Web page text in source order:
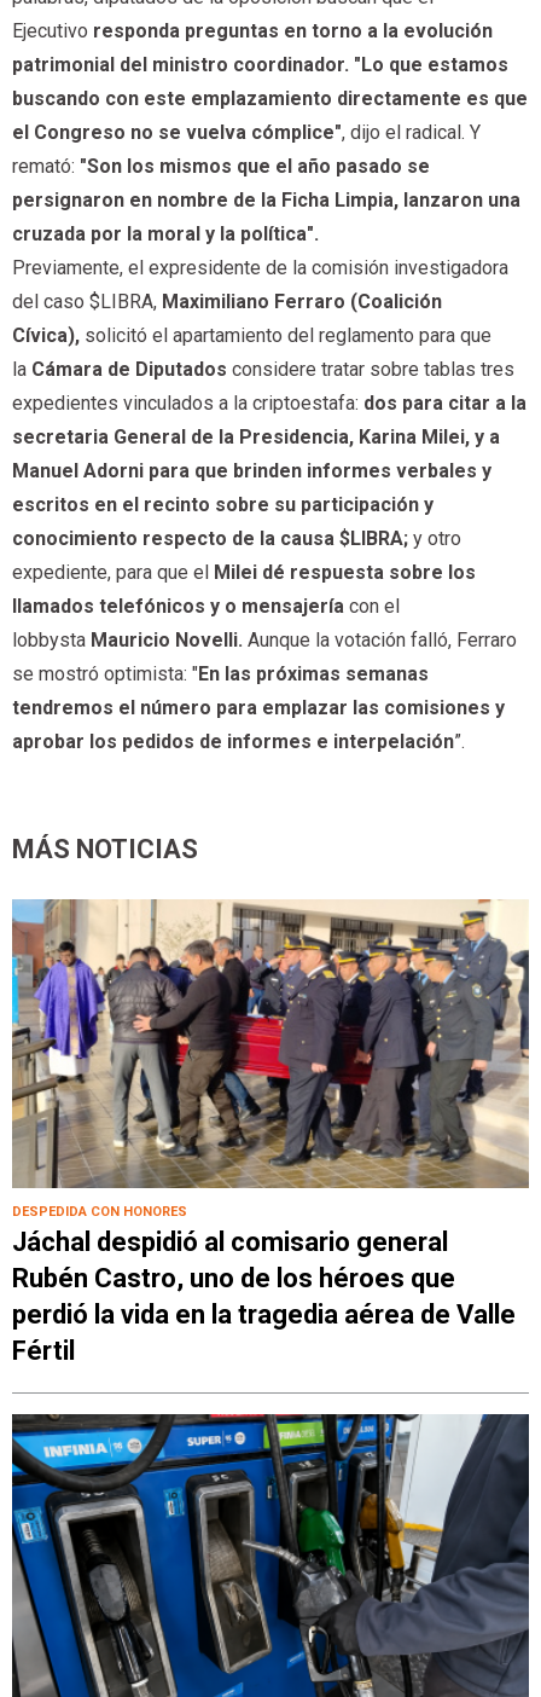
Ejecutivo responda preguntas en torno a la evolución
patrimonial del ministro coordinador. "Lo que estamos
buscando con este emplazamiento directamente es que
el Congreso no se vuelva cómplice", dijo el radical. Y
remató: "Son los mismos que el año pasado se
persignaron en nombre de la Ficha Limpia, lanzaron una
cruzada por la moral y la política".
Previamente, el expresidente de la comisión investigadora
del caso $LIBRA, Maximiliano Ferraro (Coalición
Cívica), solicitó el apartamiento del reglamento para que
la Cámara de Diputados considere tratar sobre tablas tres
expedientes vinculados a la criptoestafa: dos para citar a la
secretaria General de la Presidencia, Karina Milei, y a
Manuel Adorni para que brinden informes verbales y
escritos en el recinto sobre su participación y
conocimiento respecto de la causa $LIBRA; y otro
expediente, para que el Milei dé respuesta sobre los
llamados telefónicos y o mensajería con el
lobbysta Mauricio Novelli. Aunque la votación falló, Ferraro
se mostró optimista: "En las próximas semanas
tendremos el número para emplazar las comisiones y
aprobar los pedidos de informes e interpelación”.
MÁS NOTICIAS
DESPEDIDA CON HONORES
Jáchal despidió al comisario general
Rubén Castro, uno de los héroes que
perdió la vida en la tragedia aérea de Valle
Fértil